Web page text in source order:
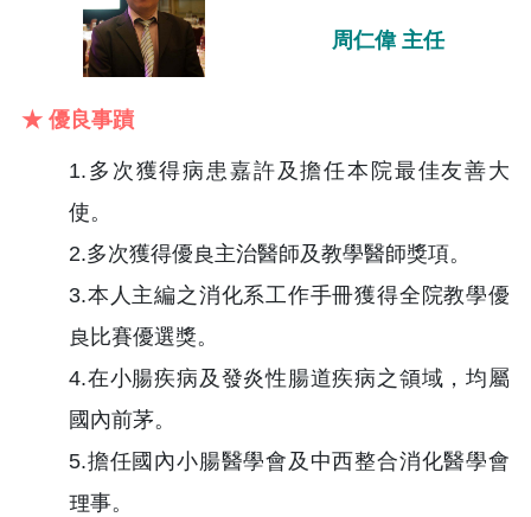
周仁偉 主任
★ 優良事蹟
1.多次獲得病患嘉許及擔任本院最佳友善大
使。
2.多次獲得優良主治醫師及教學醫師獎項。
3.本人主編之消化系工作手冊獲得全院教學優
良比賽優選獎。
4.在小腸疾病及發炎性腸道疾病之領域，均屬
國內前茅。
5.擔任國內小腸醫學會及中西整合消化醫學會
理事。